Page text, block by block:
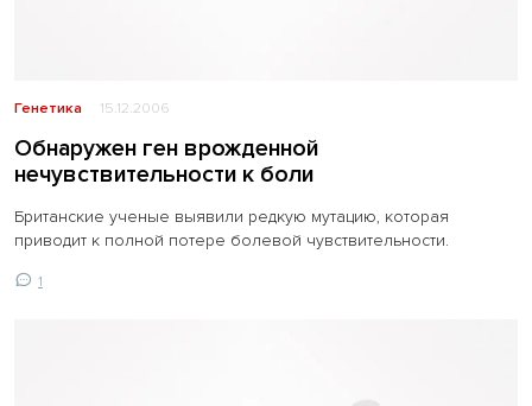
Генетика 15.12.2006
Обнаружен ген врожденной
нечувствительности к боли
Британские ученые выявили редкую мутацию, которая
приводит к полной потере болевой чувствительности.
1